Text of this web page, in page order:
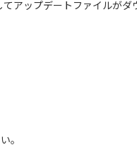
アップデートファイルがダ
。